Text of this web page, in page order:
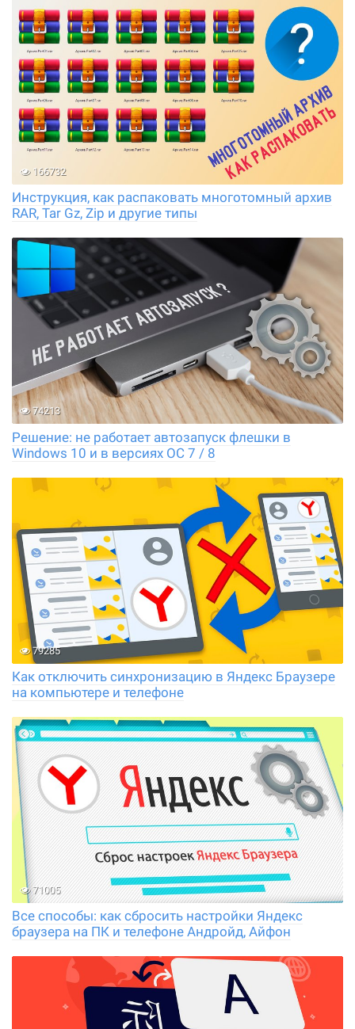
166732
Инструкция, как распаковать многотомный архив
RAR, Tar Gz, Zip и другие типы
74213
Решение: не работает автозапуск флешки в
Windows 10 и в версиях ОС 7 / 8
79285
Как отключить синхронизацию в Яндекс Браузере
на компьютере и телефоне
71005
Все способы: как сбросить настройки Яндекс
браузера на ПК и телефоне Андройд, Айфон